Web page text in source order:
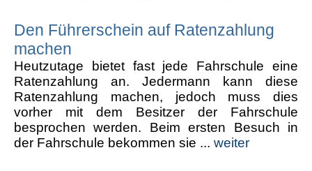
Den Führerschein auf Ratenzahlung
machen
Heutzutage bietet fast jede Fahrschule eine
Ratenzahlung an. Jedermann kann diese
Ratenzahlung machen, jedoch muss dies
vorher mit dem Besitzer der Fahrschule
besprochen werden. Beim ersten Besuch in
der Fahrschule bekommen sie ... weiter